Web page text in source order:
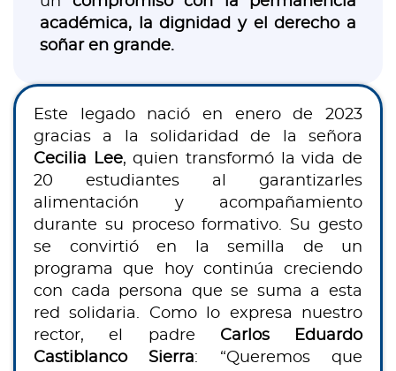
académica, la dignidad y el derecho a
soñar en grande.
Este legado nació en enero de 2023
gracias a la solidaridad de la señora
Cecilia Lee, quien transformó la vida de
20 estudiantes al garantizarles
alimentación y acompañamiento
durante su proceso formativo. Su gesto
se convirtió en la semilla de un
programa que hoy continúa creciendo
con cada persona que se suma a esta
red solidaria. Como lo expresa nuestro
rector, el padre Carlos Eduardo
Castiblanco Sierra: “Queremos que